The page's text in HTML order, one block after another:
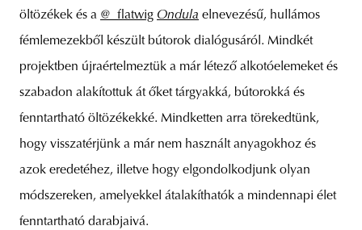
öltözékek és a @_flatwig Ondula elnevezésű, hullámos
fémlemezekből készült bútorok dialógusáról. Mindkét
projektben újraértelmeztük a már létező alkotóelemeket és
szabadon alakítottuk át őket tárgyakká, bútorokká és
fenntartható öltözékekké. Mindketten arra törekedtünk,
hogy visszatérjünk a már nem használt anyagokhoz és
azok eredetéhez, illetve hogy elgondolkodjunk olyan
módszereken, amelyekkel átalakíthatók a mindennapi élet
fenntartható darabjaivá.